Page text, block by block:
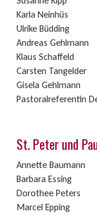
Karla Neinhüs
Ulrike Büdding
Andreas Gehlmann
Klaus Schaffeld
Carsten Tangelder
Gisela Gehlmann
Pastoralreferentin
St. Peter und
Annette Baumann
Barbara Essing
Dorothee Peters
Marcel Epping